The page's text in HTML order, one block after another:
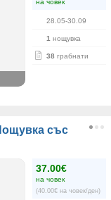
на човек
28.05-30.09
1 нощувка
38 грабнати
със
37.00€
на човек
(40.00€ на човек/ден)